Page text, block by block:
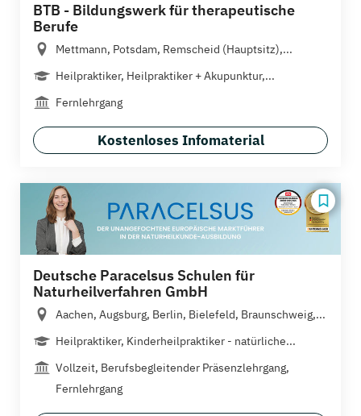
BTB - Bildungswerk für therapeutische
Berufe
Mettmann, Potsdam, Remscheid (Hauptsitz),...
Heilpraktiker, Heilpraktiker + Akupunktur,...
Fernlehrgang
Kostenloses Infomaterial
Deutsche Paracelsus Schulen für
Naturheilverfahren GmbH
Aachen, Augsburg, Berlin, Bielefeld, Braunschweig,...
Heilpraktiker, Kinderheilpraktiker - natürliche...
Vollzeit, Berufsbegleitender Präsenzlehrgang,
Fernlehrgang